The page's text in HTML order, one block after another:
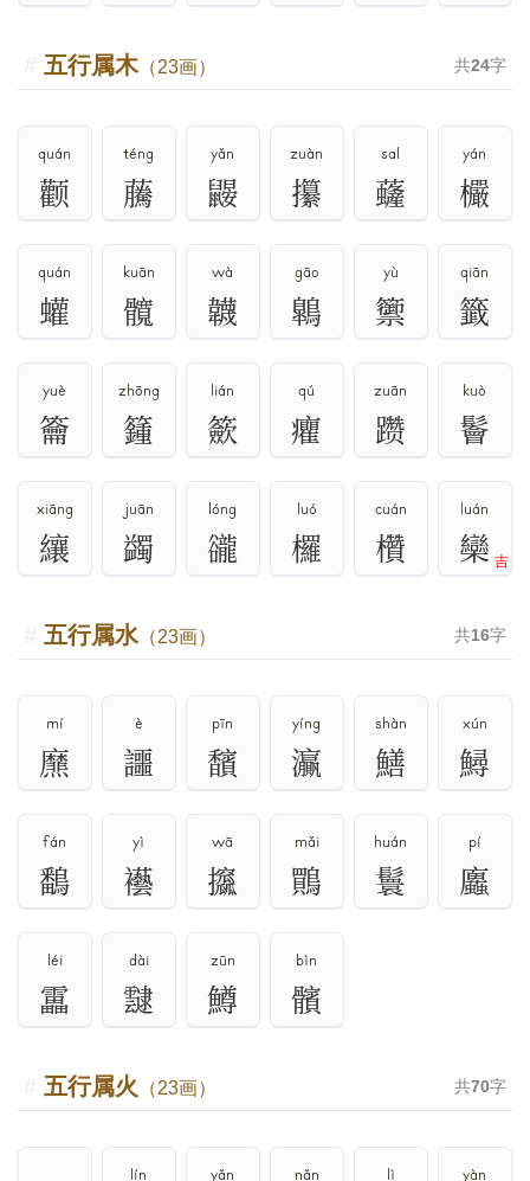
五行属木（23画） 共24字
quán
颧
téng
虅
yǎn
鼹
zuàn
攥
sal
虄
yán
欕
quán
蠸
kuān
髖
wà
韤
gāo
鷱
yù
籞
qiān
籤
yuè
籥
zhōng
籦
lián
籨
qú
癯
zuān
躜
kuò
鬠
xiāng
纕
juān
蠲
lóng
豅
luó
欏
cuán
欑
luán
欒 吉
五行属水（23画） 共16字
mí
爢
è
讍
pīn
馪
yíng
灜
shàn
鱔
xún
鱘
fán
鷭
yì
襼
wā
攨
mǎi
鷶
huán
鬟
pí
蠯
léi
靁
dài
靆
zūn
鱒
bìn
髕
五行属火 （23画） 共70字
lín yǎn nǎn lì yàn